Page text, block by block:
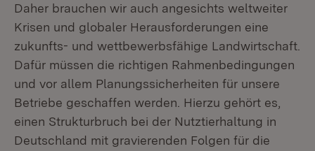
Daher brauchen wir auch angesichts weltweiter
Krisen und globaler Herausforderungen eine
zukunfts- und wettbewerbsfähige Landwirtschaft.
Dafür müssen die richtigen Rahmenbedingungen
und vor allem Planungssicherheiten für unsere
Betriebe geschaffen werden. Hierzu gehört es,
einen Strukturbruch bei der Nutztierhaltung in
Deutschland mit gravierenden Folgen für die